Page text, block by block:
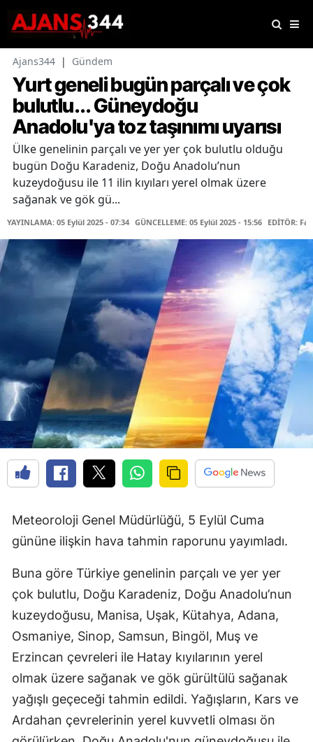
Ajans344 | Gündem
Yurt geneli bugün parçalı ve çok
bulutlu... Güneydoğu
Anadolu'ya toz taşınımı uyarısı
Ülke genelinin parçalı ve yer yer çok bulutlu olduğu
bugün Doğu Karadeniz, Doğu Anadolu’nun
kuzeydoğusu ile 11 ilin kıyıları yerel olmak üzere
sağanak ve gök gü...
YAYINLAMA: 05 Eylül 2025 - 07:34 GÜNCELLEME: 05 Eylül 2025 - 15:56 EDİTÖR:
Meteoroloji Genel Müdürlüğü, 5 Eylül Cuma
gününe ilişkin hava tahmin raporunu yayımladı.
Buna göre Türkiye genelinin parçalı ve yer yer
çok bulutlu, Doğu Karadeniz, Doğu Anadolu’nun
kuzeydoğusu, Manisa, Uşak, Kütahya, Adana,
Osmaniye, Sinop, Samsun, Bingöl, Muş ve
Erzincan çevreleri ile Hatay kıyılarının yerel
olmak üzere sağanak ve gök gürültülü sağanak
yağışlı geçeceği tahmin edildi. Yağışların, Kars ve
Ardahan çevrelerinin yerel kuvvetli olması ön